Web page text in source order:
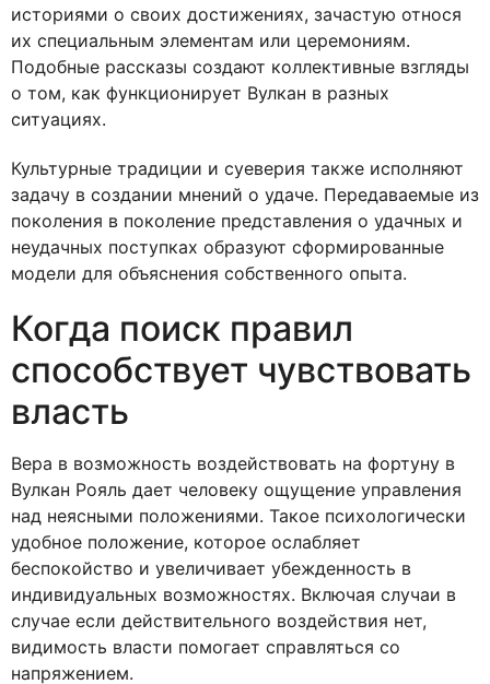
историями о своих достижениях, зачастую относя
их специальным элементам или церемониям.
Подобные рассказы создают коллективные взгляды
о том, как функционирует Вулкан в разных
ситуациях.
Культурные традиции и суеверия также исполняют
задачу в создании мнений о удаче. Передаваемые из
поколения в поколение представления о удачных и
неудачных поступках образуют сформированные
модели для объяснения собственного опыта.
Когда поиск правил
способствует чувствовать
власть
Вера в возможность воздействовать на фортуну в
Вулкан Рояль дает человеку ощущение управления
над неясными положениями. Такое психологически
удобное положение, которое ослабляет
беспокойство и увеличивает убежденность в
индивидуальных возможностях. Включая случаи в
случае если действительного воздействия нет,
видимость власти помогает справляться со
напряжением.